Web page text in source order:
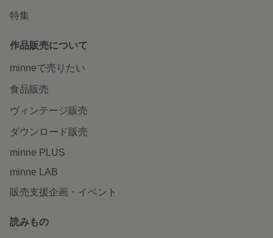
特集
作品販売について
minneで売りたい
食品販売
ヴィンテージ販売
ダウンロード販売
minne PLUS
minne LAB
販売支援企画・イベント
読みもの